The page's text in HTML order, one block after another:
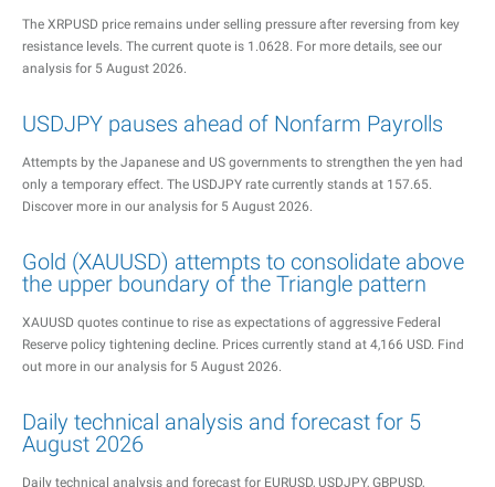
The XRPUSD price remains under selling pressure after reversing from key
resistance levels. The current quote is 1.0628. For more details, see our
analysis for 5 August 2026.
USDJPY pauses ahead of Nonfarm Payrolls
Attempts by the Japanese and US governments to strengthen the yen had
only a temporary effect. The USDJPY rate currently stands at 157.65.
Discover more in our analysis for 5 August 2026.
Gold (XAUUSD) attempts to consolidate above
the upper boundary of the Triangle pattern
XAUUSD quotes continue to rise as expectations of aggressive Federal
Reserve policy tightening decline. Prices currently stand at 4,166 USD. Find
out more in our analysis for 5 August 2026.
Daily technical analysis and forecast for 5
August 2026
Daily technical analysis and forecast for EURUSD, USDJPY, GBPUSD,